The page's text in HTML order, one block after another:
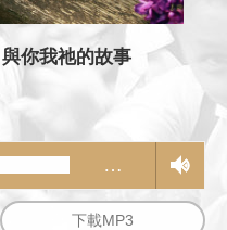
你我祂的故事
…
下載MP3